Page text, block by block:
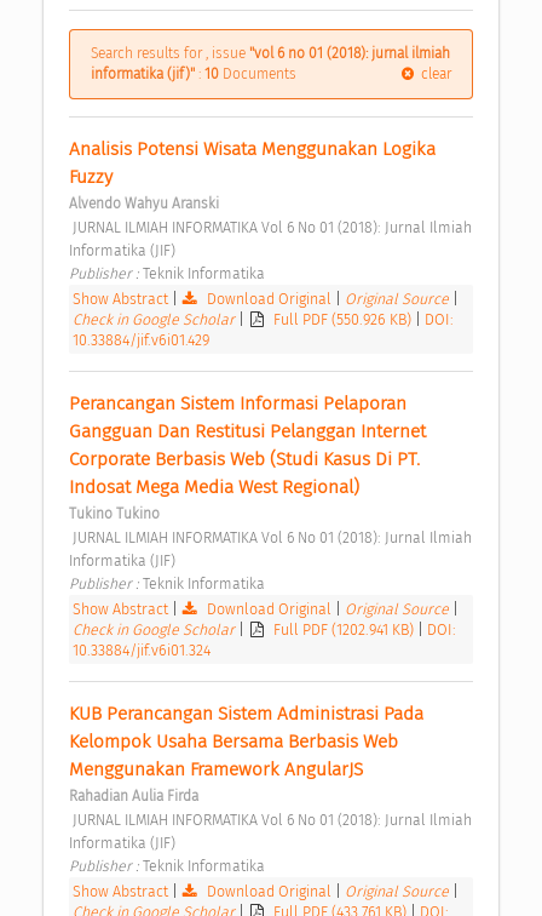
Search results for , issue "vol 6 no 01 (2018): jurnal ilmiah
informatika (jif)" : 10 Documents clear
Analisis Potensi Wisata Menggunakan Logika
Fuzzy
Alvendo Wahyu Aranski
Informatika (JIF)
Publisher : Teknik Informatika
Show Abstract
Download Original Original Source
Check in Google Scholar
Full PDF (550.926 KB)
DOI:
10.33884/jif.v6i01.429
Perancangan Sistem Informasi Pelaporan
Gangguan Dan Restitusi Pelanggan Internet
Corporate Berbasis Web (Studi Kasus Di PT.
Indosat Mega Media West Regional)
Tukino Tukino
Informatika (JIF)
Publisher : Teknik Informatika
Show Abstract
Download Original Original Source
Check in Google Scholar
Full PDF (1202.941 KB)
DOI:
10.33884/jif.v6i01.324
KUB Perancangan Sistem Administrasi Pada
Kelompok Usaha Bersama Berbasis Web
Menggunakan Framework AngularJS
Rahadian Aulia Firda
Informatika (JIF)
Publisher : Teknik Informatika
Show Abstract
Download Original Original Source
Check in Google Scholar
Full PDF (433.761 KB) DOI: